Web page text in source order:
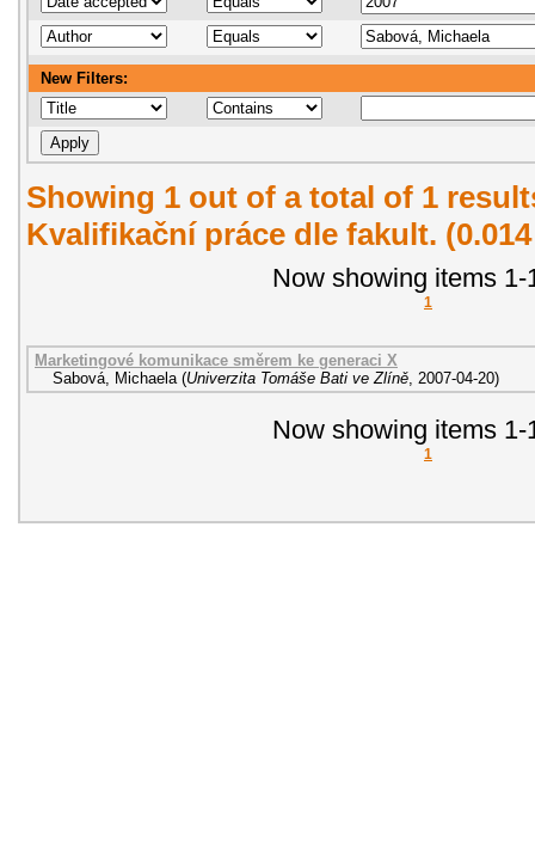
New Filters:
Showing 1 out of a total of 1
Kvalifikační práce dle fakult.
Now showing items 1-
1
Marketingové komunikace směrem ke generaci X
Sabová, Michaela (Univerzita Tomáše Bati ve Zlíně 2007-04-20)
Now showing items 1-
1